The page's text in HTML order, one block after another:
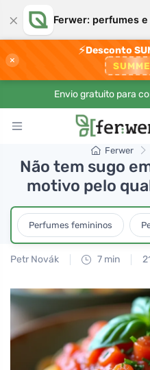
× Ferwer: perfumes
×
⚡Desconto
Envio gratuito para
Ferwer
Não tem sugo
motivo pelo
Perfumes femininos
Petr Novák 7 min